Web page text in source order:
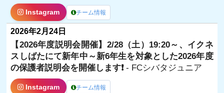
Instagram チーム情報
2026年2月24日
【2026年度説明会開催】2/28（土）19:20～、イクネ
スしばたにて新年中～新6年生を対象とした2026年度
の保護者説明会を開催します❗️- FCシバタジュニア
Instagram チーム情報